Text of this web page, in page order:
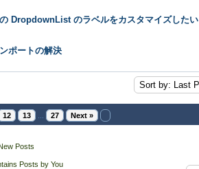
DropdownList のラベルをカスタマイズしたい
Average
ポートの解決
Average
12 13 27 Next »
Posts
Posts by You